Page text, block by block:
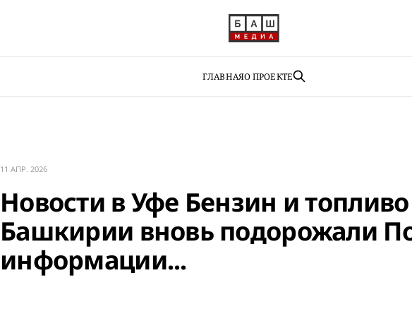
ГЛАВНАЯО ПРОЕКТЕ
11 АПР. 2026
Новости в Уфе Бензин и
Башкирии вновь подорожали
информации...